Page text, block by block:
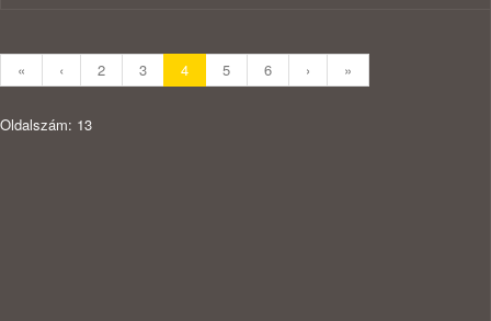
« ‹ 2 3 4 5 6 › »
Oldalszám: 13